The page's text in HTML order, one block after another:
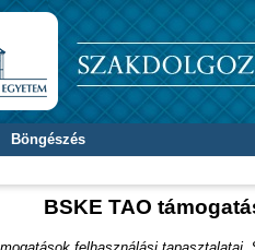
Böngészés
BSKE TAO